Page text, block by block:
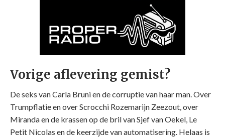
Vorige aflevering gemist?
De seks van Carla Bruni en de corruptie van haar man. Over
Trumpflatie en over Scrocchi Rozemarijn Zeezout, over
Miranda en de krassen op de bril van Sjef van Oekel, Le
Petit Nicolas en de keerzijde van automatisering. Helaas is